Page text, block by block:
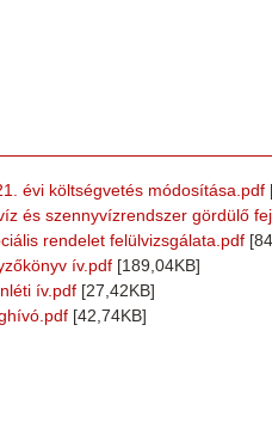
évi költségvetés módosítása.pdf
és szennyvízrendszer gördülő
rendelet felülvizsgálata.pdf
ív.pdf [189,04KB]
ív.pdf [27,42KB]
[42,74KB]